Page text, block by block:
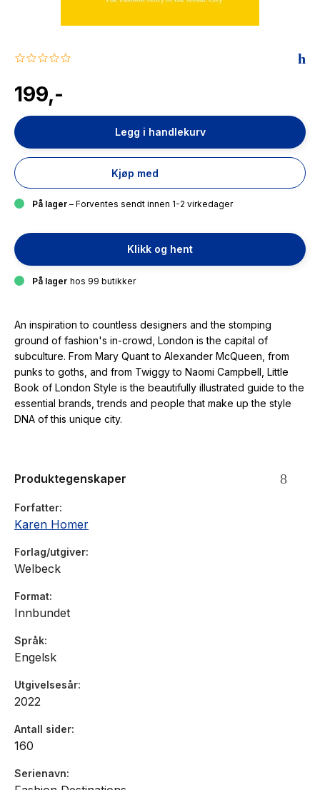
0.0
rating
199,-
Legg i handlekurv
Kjøp med
På lager – Forventes sendt innen 1-2 virkedager
Klikk og hent
På lager hos 99 butikker
An inspiration to countless designers and the stomping
ground of fashion's in-crowd, London is the capital of
subculture. From Mary Quant to Alexander McQueen, from
punks to goths, and from Twiggy to Naomi Campbell, Little
Book of London Style is the beautifully illustrated guide to the
essential brands, trends and people that make up the style
DNA of this unique city.
Produktegenskaper
Forfatter
Karen Homer
Forlag/utgiver
Welbeck
Format
Innbundet
Språk
Engelsk
Utgivelsesår
2022
Antall sider
160
Serienavn